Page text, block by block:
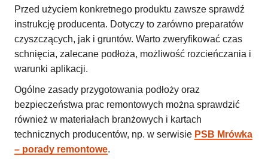
Przed użyciem konkretnego produktu zawsze sprawdź
instrukcję producenta. Dotyczy to zarówno preparatów
czyszczących, jak i gruntów. Warto zweryfikować czas
schnięcia, zalecane podłoża, możliwość rozcieńczania i
warunki aplikacji.
Ogólne zasady przygotowania podłoży oraz
bezpieczeństwa prac remontowych można sprawdzić
również w materiałach branżowych i kartach
technicznych producentów, np. w serwisie PSB Mrówka
– porady remontowe.